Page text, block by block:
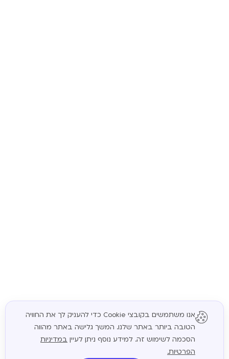
המשך
אנו משתמשים בקובצי Cookie כדי להעניק לך את החוויה
הטובה ביותר באתר שלנו. המשך גלישה באתר מהווה
הסכמה לשימוש זה. למידע נוסף ניתן לעיין במדיניות
הפרטיות.